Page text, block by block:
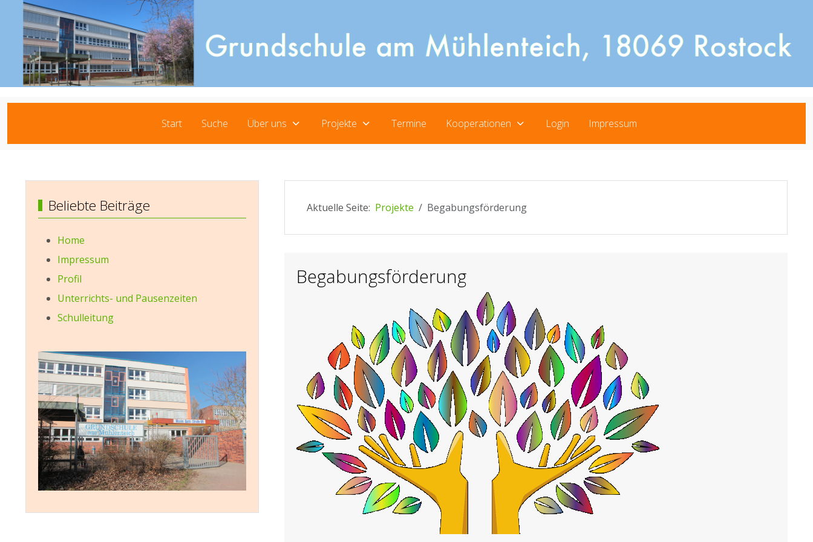
Start Suche Über uns Projekte Termine Kooperationen Login Impressum
Beliebte Beiträge
Home
Impressum
Profil
Unterrichts- und Pausenzeiten
Schulleitung
Aktuelle Seite: Projekte Begabungsförderung
Begabungsförderung